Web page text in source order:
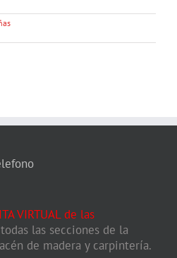
VIRTUAL de las
las secciones de la
de madera y carpintería.